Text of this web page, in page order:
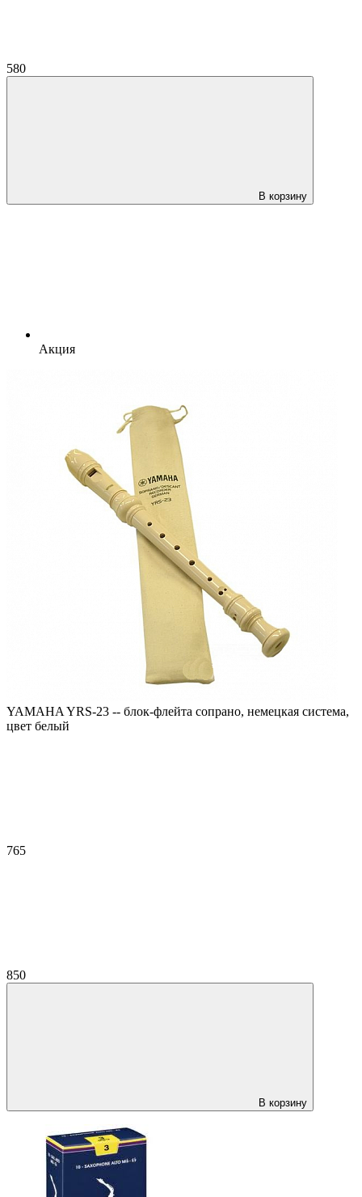
580
В корзину
Акция
YAMAHA YRS-23 -- блок-флейта сопрано, немецкая система,
цвет белый
765
850
В корзину